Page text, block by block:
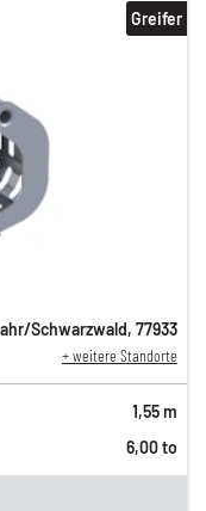
Greifer
Schwarzwald, 77933
+ weitere Standorte
1,55 m
6,00 to